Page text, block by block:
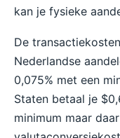
kan je fysieke
De
Nederlandse
0,075% met een
Staten betaal je
minimum maar